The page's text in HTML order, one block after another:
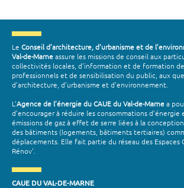
Le Conseil d’architecture, d’urbanisme et de
Val-de-Marneassure les missions de conseil aux
collectivités locales, d’information et de formation
professionnels et de sensibilisation du public, aux
d’architecture, d’urbanisme et d’environnement.
L’Agence de l’énergie du CAUE du Val-de-Marnea
d’encourager à réduire les consommations d’énergie
émissions de gaz à effet de serre liées à la conception
des bâtiments (logements, bâtiments tertiaires)
déplacements. Elle fait partie du réseau des Espaces
Rénov'.
CAUE DU VAL-DE-MARNE